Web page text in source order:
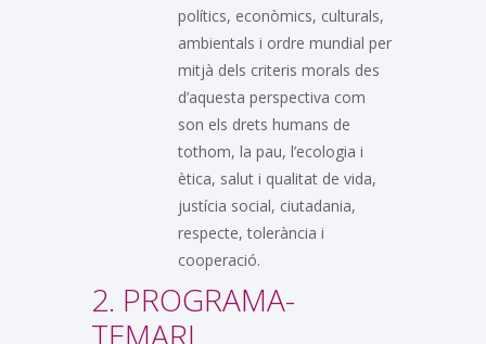
polítics, econòmics, culturals,
ambientals i ordre mundial per
mitjà dels criteris morals des
d’aquesta perspectiva com
son els drets humans de
tothom, la pau, l’ecologia i
ètica, salut i qualitat de vida,
justícia social, ciutadania,
respecte, tolerància i
cooperació.
2. PROGRAMA-
TEMARI